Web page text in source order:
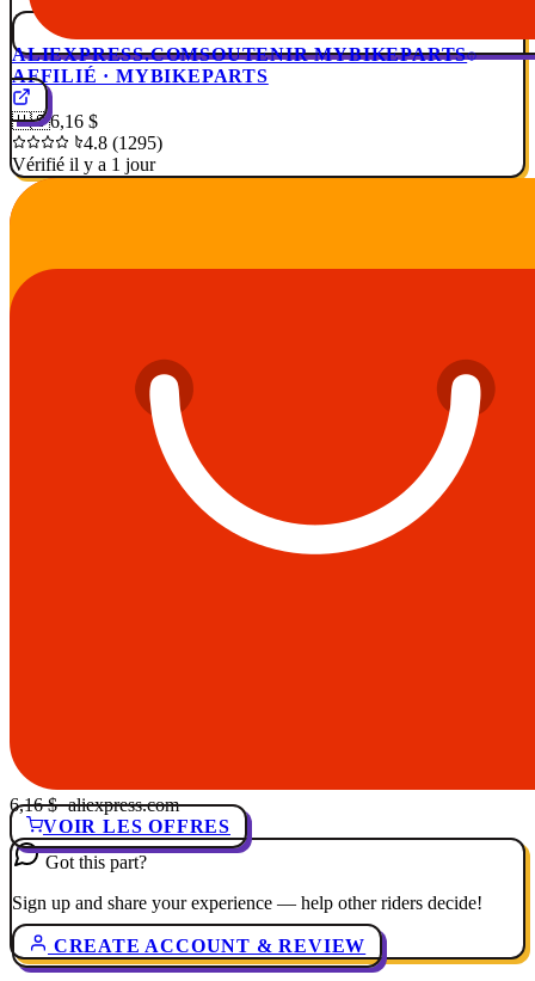
ALIEXPRESS.COMSOUTENIR MYBIKEPARTS
AFFILIÉ · MYBIKEPARTS
🇺🇸6,16 $
4.8 (1295)
Vérifié il y a 1 jour
6,16 $· aliexpress.com
VOIR LES OFFRES
Got this part?
Sign up and share your experience — help other riders decide!
CREATE ACCOUNT & REVIEW